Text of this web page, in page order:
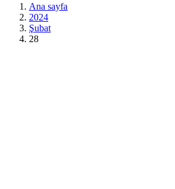
Ana sayfa
2024
Şubat
28